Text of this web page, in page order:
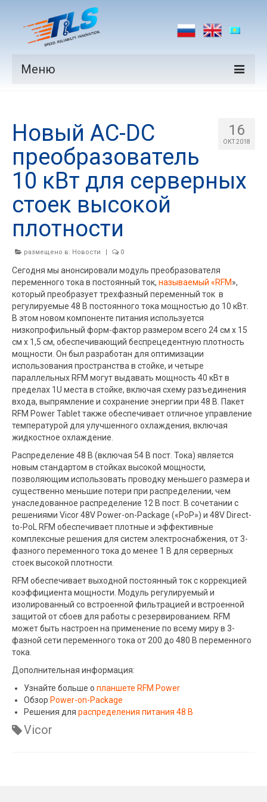
Меню
Производители
Рынки
Новости
Контакты
16
ОКТ 2018
Новый AC-DC
преобразователь
10 кВт для серверных
стоек высокой
плотности
размещено в: Новости | 0
Сегодня мы анонсировали модуль преобразователя
переменного тока в постоянный ток, называемый «RFM»,
который преобразует трехфазный переменный ток в
регулируемые 48 В постоянного тока мощностью до 10 кВт.
В этом новом компоненте питания используется
низкопрофильный форм-фактор размером всего 24 см х 15
см х 1,5 см, обеспечивающий беспрецедентную плотность
мощности. Он был разработан для оптимизации
использования пространства в стойке, и четыре
параллельных RFM могут выдавать мощность 40 кВт в
пределах 1U места в стойке, включая схему разъединения
входа, выпрямление и сохранение энергии при 48 В. Пакет
RFM Power Tablet также обеспечивает отличное управление
температурой для улучшенного охлаждения, включая
жидкостное охлаждение.
Распределение 48 В (включая 54 В пост. Тока) является
новым стандартом в стойках высокой мощности,
позволяющим использовать проводку меньшего размера и
существенно меньшие потери при распределении, чем
унаследованное распределение 12 В пост. В сочетании с
решениями Vicor 48V Power-on-Package («PoP») и 48V Direct-
to-PoL RFM обеспечивает плотные и эффективные
комплексные решения для систем электроснабжения, от 3-
фазного переменного тока до менее 1 В для серверных
стоек высокой плотности.
RFM обеспечивает выходной постоянный ток с коррекцией
коэффициента мощности. Модуль регулируемый и
изолированный со встроенной фильтрацией и встроенной
защитой от сбоев для работы с резервированием. RFM
может быть настроен на применение по всему миру в 3-
фазной сети переменного тока от 200 до 480 В переменного
тока.
Дополнительная информация:
Узнайте больше о планшете RFM Power
Обзор Power-on-Package
Решения для распределения питания 48 В
Vicor